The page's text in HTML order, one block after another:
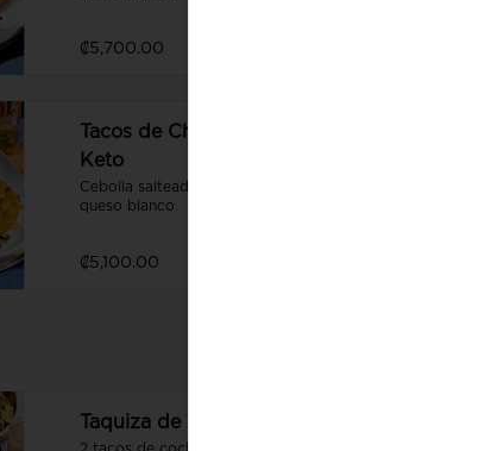
₡5,700.00
Tacos de Champiñones
Keto
Cebolla salteada, ajo, cilantro,
queso blanco
₡5,100.00
Taquiza de 10